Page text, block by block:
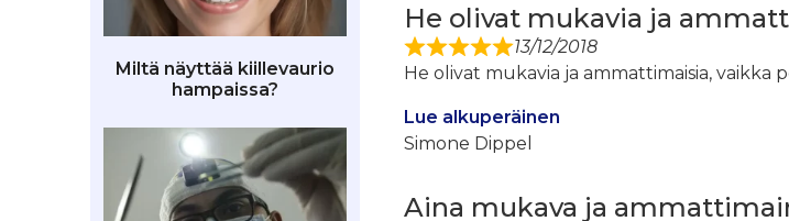
Miltä näyttää kiillevaurio
hampaissa?
He olivat mukavia ja
13/12/2018
He olivat mukavia ja ammattimaisia,
Lue alkuperäinen
Simone Dippel
Aina mukava ja